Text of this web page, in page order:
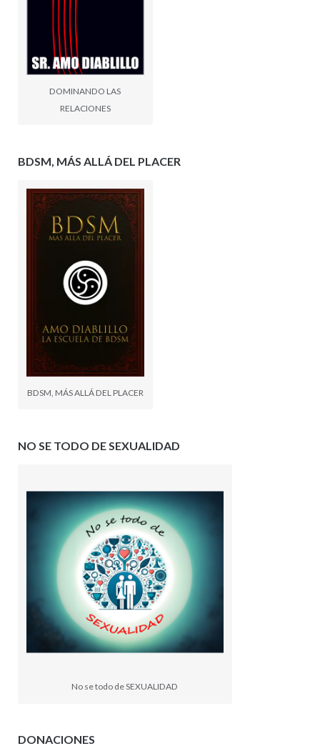
DOMINANDO LAS
RELACIONES
BDSM, MÁS ALLÁ DEL PLACER
BDSM, MÁS ALLÁ DEL PLACER
NO SE TODO DE SEXUALIDAD
No se todo de SEXUALIDAD
DONACIONES